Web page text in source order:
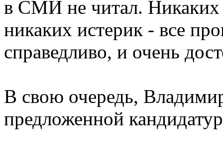
в СМИ не читал. Никаких
никаких истерик - все
справедливо, и очень
В свою очередь,
предложенной